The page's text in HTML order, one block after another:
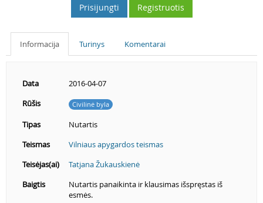
Prisijungti Registruotis
Informacija Turinys Komentarai
Data
2016-04-07
Rūšis
Civilinė byla
Tipas
Nutartis
Teismas
Vilniaus apygardos teismas
Teisėjas(ai)
Tatjana Žukauskienė
Baigtis
Nutartis panaikinta ir klausimas išspręstas iš
esmės.